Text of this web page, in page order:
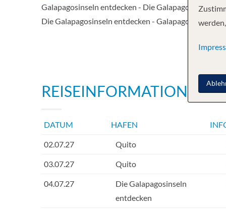
Galapagosinseln entdecken - Die Galapagosinseln
Die Galapagosinseln entdecken - Galapagosinseln -
REISEINFORMATIONEN
DATUM HAFEN
02.07.27 Quito
03.07.27 Quito
04.07.27
Die Galapagosinseln
entdecken